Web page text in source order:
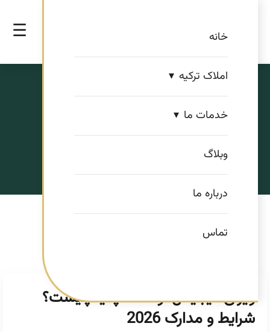
خانه
املاک ترکیه
خدمات ما
وبلاگ
درباره ما
تماس
☰
مشاور املاک ایرانی در ترکیه
ویزای دیجیتال نومد اسپانیا چیست؟
شرایط و مدارک 2026